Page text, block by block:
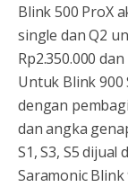
Blink 500 ProX
single dan Q2
Rp2.350.000
Untuk Blink 900
dengan
dan angka
S1, S3, S5
Saramonic Blink